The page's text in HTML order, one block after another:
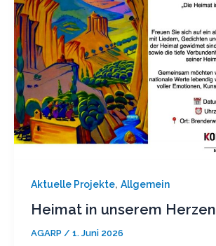
Aktuelle Projekte, Allgemein
Heimat in unserem Herzen
AGARP / 1. Juni 2026